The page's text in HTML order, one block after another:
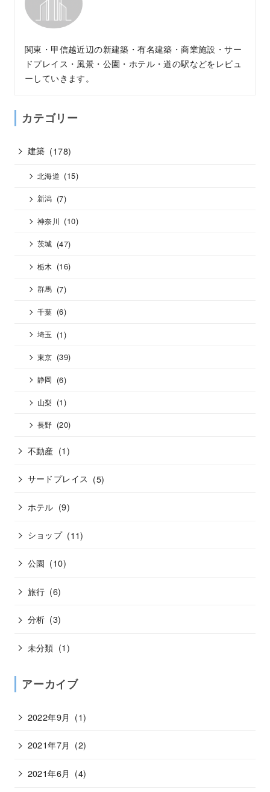
関東・甲信越近辺の新建築・有名建築・商業施設・サー
ドプレイス・風景・公園・ホテル・道の駅などをレビュ
ーしていきます。
カテゴリー
建築 (178)
北海道 (15)
新潟 (7)
神奈川 (10)
茨城 (47)
栃木 (16)
群馬 (7)
千葉 (6)
埼玉 (1)
東京 (39)
静岡 (6)
山梨 (1)
長野 (20)
不動産 (1)
サードプレイス (5)
ホテル (9)
ショップ (11)
公園 (10)
旅行 (6)
分析 (3)
未分類 (1)
アーカイブ
2022年9月 (1)
2021年7月 (2)
2021年6月 (4)